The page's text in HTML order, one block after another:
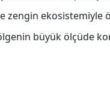
zengin ekosistemiyle
büyük ölçüde